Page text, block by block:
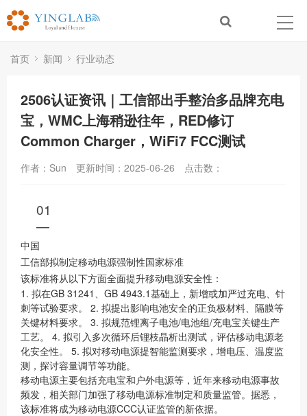
首页 新闻 行业动态
2506认证资讯｜工信部出手整治多品牌充电
宝，WMC上海稍逊往年，RED修订
Common Charger，WiFi7 FCC测试
作者：Sun 更新时间：2025-06-26 点击数：
01
—
中国
工信部拟制定移动电源强制性国家标准
该标准将从以下方面全面提升移动电源安全性：
1. 拟在GB 31241、GB 4943.1基础上，新增或加严过充电、针
刺等试验要求。 2. 拟提出影响电池安全的正负极材料、隔膜等
关键材料要求。 3. 拟规范锂离子电池/电池组/充电宝关键生产
工艺。 4. 拟引入多次循环后锂枝晶析出测试，评估移动电源老
化安全性。 5. 拟对移动电源提智能监测要求，增电压、温度监
测，探讨容量调节等功能。
移动电源主要包括充电宝和户外电源等，近年来移动电源事故
频发，相关部门加强了移动电源标准制定和质量监管。据悉，
该标准将成为移动电源CCC认证监管的新依据。